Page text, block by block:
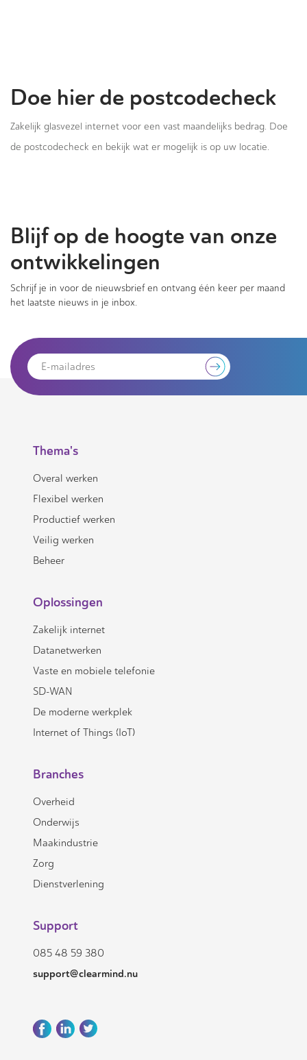
Doe hier de postcodecheck
Zakelijk glasvezel internet voor een vast maandelijks bedrag. Doe
de postcodecheck en bekijk wat er mogelijk is op uw locatie.
Blijf op de hoogte van onze
ontwikkelingen
Schrijf je in voor de nieuwsbrief en ontvang één keer per maand
het laatste nieuws in je inbox.
Thema's
Overal werken
Flexibel werken
Productief werken
Veilig werken
Beheer
Oplossingen
Zakelijk internet
Datanetwerken
Vaste en mobiele telefonie
SD-WAN
De moderne werkplek
Internet of Things (IoT)
Branches
Overheid
Onderwijs
Maakindustrie
Zorg
Dienstverlening
Support
085 48 59 380
support@clearmind.nu